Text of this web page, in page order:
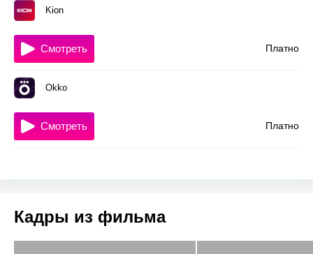
Kion
Платно
Смотреть
Okko
Платно
Смотреть
Кадры из фильма